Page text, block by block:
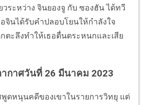
ระหว่าง จินยองจู กับ ซองฮัน ได้ทวี
จินได้รับคำปลอบโยนให้กำลังใจ
ตะลึงทำให้เธอตื่นตระหนกและเสีย
ากาศวันที่ 26 มีนาคม 2023
ดหนุนคดีของเขาในรายการวิทยุ แต่